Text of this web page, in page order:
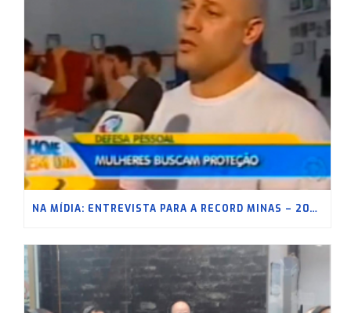
NA MÍDIA: ENTREVISTA PARA A RECORD MINAS – 2020